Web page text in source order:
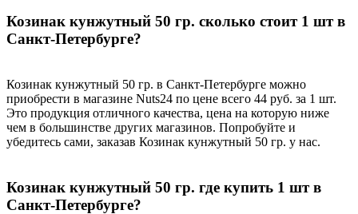
Козинак кунжутный 50 гр. сколько стоит 1 шт в
Санкт-Петербурге?
Козинак кунжутный 50 гр. в Санкт-Петербурге можно
приобрести в магазине Nuts24 по цене всего 44 руб. за 1 шт.
Это продукция отличного качества, цена на которую ниже
чем в большинстве других магазинов. Попробуйте и
убедитесь сами, заказав Козинак кунжутный 50 гр. у нас.
Козинак кунжутный 50 гр. где купить 1 шт в
Санкт-Петербурге?